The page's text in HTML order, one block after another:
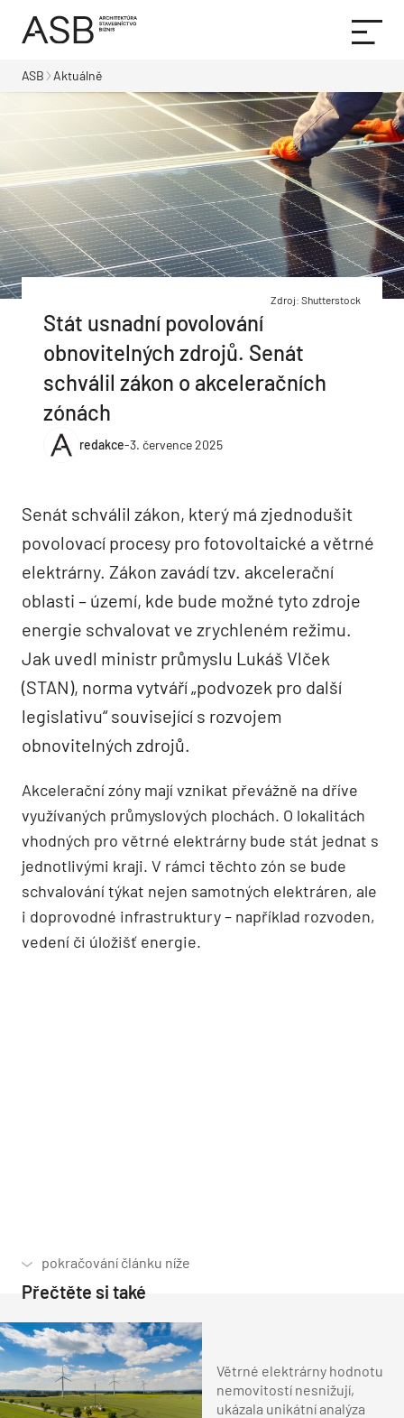
ASB Aktuálně
Zdroj: Shutterstock
Stát usnadní povolování
obnovitelných zdrojů. Senát
schválil zákon o akceleračních
zónách
redakce-3. července 2025
Senát schválil zákon, který má zjednodušit
povolovací procesy pro fotovoltaické a větrné
elektrárny. Zákon zavádí tzv. akcelerační
oblasti – území, kde bude možné tyto zdroje
energie schvalovat ve zrychleném režimu.
Jak uvedl ministr průmyslu Lukáš Vlček
(STAN), norma vytváří „podvozek pro další
legislativu“ související s rozvojem
obnovitelných zdrojů.
Akcelerační zóny mají vznikat převážně na dříve
využívaných průmyslových plochách. O lokalitách
vhodných pro větrné elektrárny bude stát jednat s
jednotlivými kraji. V rámci těchto zón se bude
schvalování týkat nejen samotných elektráren, ale
i doprovodné infrastruktury – například rozvoden,
vedení či úložišť energie.
Přečtěte si také
Větrné elektrárny hodnotu
nemovitostí nesnižují,
ukázala unikátní analýza